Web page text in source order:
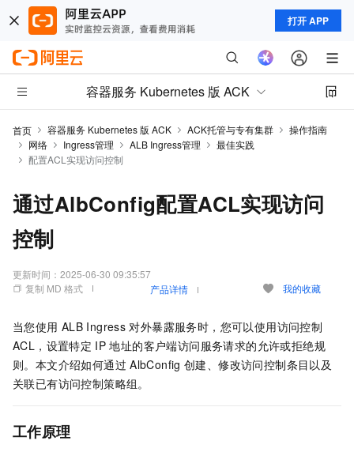
打开 APP
容器服务 Kubernetes 版 ACK
首页 容器服务 Kubernetes 版 ACK ACK托管与专有集群
操作指南
网络
Ingress管理 ALB Ingress管理
最佳实践
配置ACL实现访问控制
通过AlbConfig配置ACL实现访问
控制
更新时间： 2025-06-30 09:35:57
复制 MD 格式
产品详情 我的收藏
当您使用 ALB Ingress 对外暴露服务时，您可以使用访问控制
ACL，设置特定 IP 地址的客户端访问服务请求的允许或拒绝规
则。本文介绍如何通过 AlbConfig 创建、修改访问控制条目以及
关联已有访问控制策略组。
工作原理